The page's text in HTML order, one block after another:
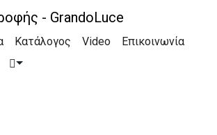
Κατάλογος Video Επικοινωνία